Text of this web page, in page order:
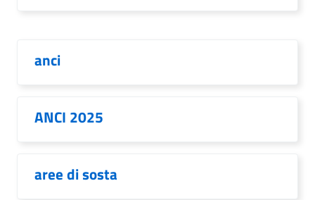
anci
ANCI 2025
aree di sosta